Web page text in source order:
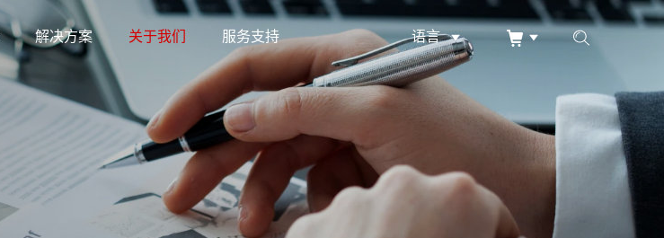
解决方案 关于我们 服务支持 语言